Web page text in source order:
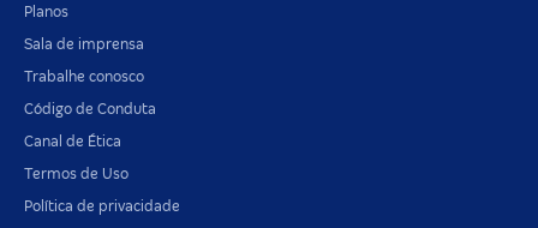
Planos
Sala de imprensa
Trabalhe conosco
Código de Conduta
Canal de Ética
Termos de Uso
Política de privacidade